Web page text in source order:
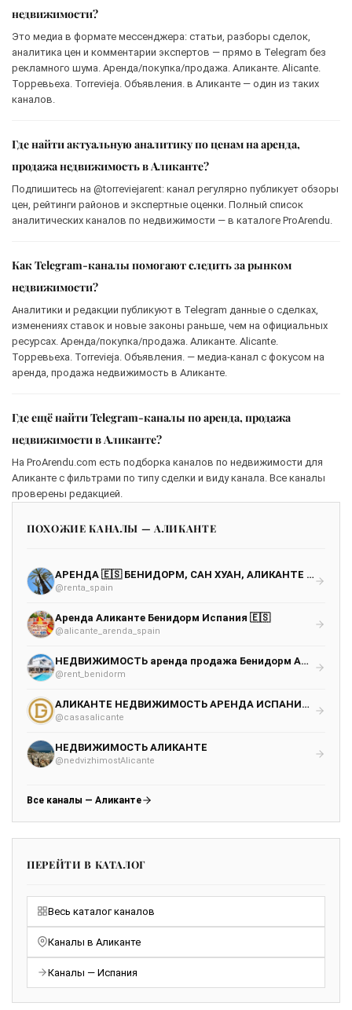
недвижимости?
Это медиа в формате мессенджера: статьи, разборы сделок,
аналитика цен и комментарии экспертов — прямо в Telegram без
рекламного шума. Аренда/покупка/продажа. Аликанте. Alicante.
Торревьеха. Torrevieja. Объявления. в Аликанте — один из таких
каналов.
Где найти актуальную аналитику по ценам на аренда,
продажа недвижимость в Аликанте?
Подпишитесь на @torreviejarent: канал регулярно публикует обзоры
цен, рейтинги районов и экспертные оценки. Полный список
аналитических каналов по недвижимости — в каталоге ProArendu.
Как Telegram-каналы помогают следить за рынком
недвижимости?
Аналитики и редакции публикуют в Telegram данные о сделках,
изменениях ставок и новые законы раньше, чем на официальных
ресурсах. Аренда/покупка/продажа. Аликанте. Alicante.
Торревьеха. Torrevieja. Объявления. — медиа-канал с фокусом на
аренда, продажа недвижимость в Аликанте.
Где ещё найти Telegram-каналы по аренда, продажа
недвижимости в Аликанте?
На ProArendu.com есть подборка каналов по недвижимости для
Аликанте с фильтрами по типу сделки и виду канала. Все каналы
проверены редакцией.
ПОХОЖИЕ КАНАЛЫ — АЛИКАНТЕ
АРЕНДА 🇪🇸 БЕНИДОРМ, САН ХУАН, АЛИКАНТЕ 🏝️
@renta_spain
Аренда Аликанте Бенидорм Испания 🇪🇸
@alicante_arenda_spain
НЕДВИЖИМОСТЬ аренда продажа Бенидорм Аликанте
@rent_benidorm
АЛИКАНТЕ НЕДВИЖИМОСТЬ АРЕНДА ИСПАНИЯ 🇪🇸 ОРЕНДА АЛІКАНТЕ
@casasalicante
НЕДВИЖИМОСТЬ АЛИКАНТЕ
@nedvizhimostAlicante
Все каналы — Аликанте
ПЕРЕЙТИ В КАТАЛОГ
Весь каталог каналов
Каналы в Аликанте
Каналы — Испания